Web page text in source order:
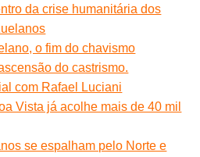
da crise humanitária dos
o fim do chavismo
do castrismo.
com Rafael Luciani
Vista já acolhe mais de 40 mil
se espalham pelo Norte e